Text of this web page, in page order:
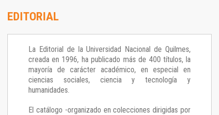
EDITORIAL
La Editorial de la Universidad Nacional de Quilmes,
creada en 1996, ha publicado más de 400 títulos, la
mayoría de carácter académico, en especial en
ciencias sociales, ciencia y tecnología y
humanidades.
El catálogo -organizado en colecciones dirigidas por